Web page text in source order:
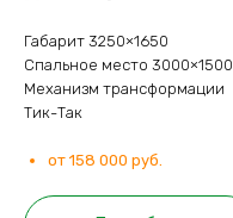
Габарит 3250×1650
Спальное место 3000×1500
Механизм трансформации
Тик-Так
от 158 000 руб.